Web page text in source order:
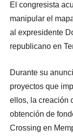
El congresista
manipular el
al expresidente
republicano en
Durante su
proyectos que
ellos, la creación
obtención de
Crossing en